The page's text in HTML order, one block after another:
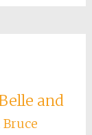
and
Bruce